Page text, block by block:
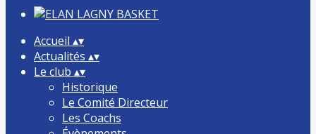
Accueil ▴▾
Actualités ▴▾
Le club ▴▾
Historique
Le Comité Directeur
Les Coachs